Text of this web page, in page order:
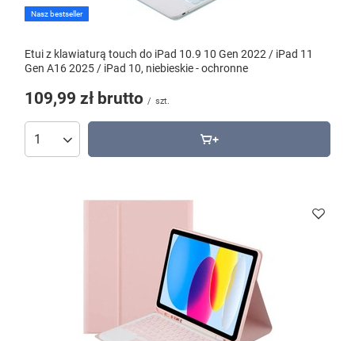
Nasz bestseller
Etui z klawiaturą touch do iPad 10.9 10 Gen 2022 / iPad 11
Gen A16 2025 / iPad 10, niebieskie - ochronne
109,99 zł brutto / szt.